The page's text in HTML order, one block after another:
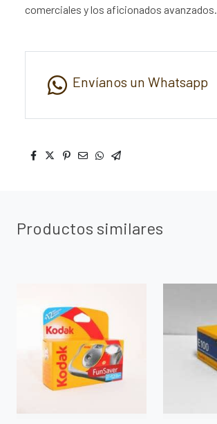
comerciales y los aficionados avanzados.
Envíanos un Whatsapp
Productos similares